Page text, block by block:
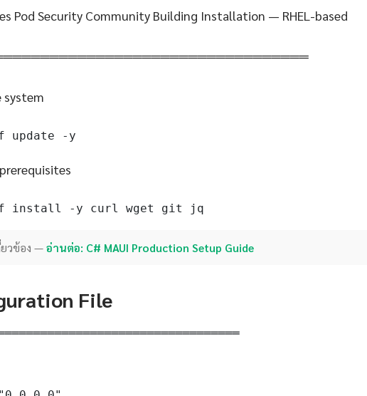
Pod Security Community Building Installation — RHEL-based
system
update -y
install -y curl wget git jq
ยวข้อง —อ่านต่อ: C# MAUI Production Setup Guide
File